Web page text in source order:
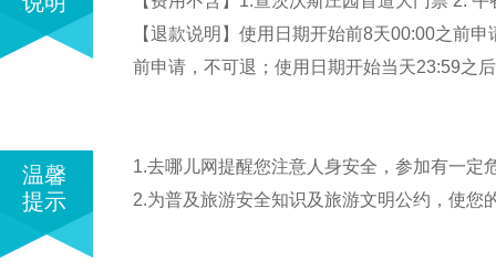
【退款说明】使用日期开始前8天00:00之前
前申请，不可退；使用日期开始当天23:59之
温馨
提示
1.去哪儿网提醒您注意人身安全，参加有一
2.为普及旅游安全知识及旅游文明公约，使您